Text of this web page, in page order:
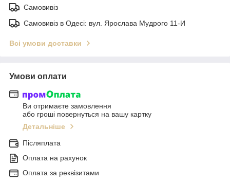
Самовивіз
Самовивіз в Одесі: вул. Ярослава Мудрого 11-И
Всі умови доставки
Умови оплати
Ви отримаєте замовлення
або гроші повернуться на вашу картку
Детальніше
Післяплата
Оплата на рахунок
Оплата за реквізитами